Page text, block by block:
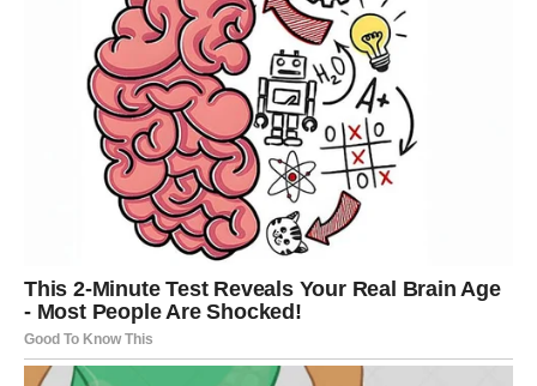
Večernji sati u gradu donose posebnu čar. Sunce polako
zalazi iza mora i cijela obala poprima zlatnu boju. Ljudi
sjede uz rivu, piju kafu ili domaće vino i uživaju u
jednostavnim trenucima. Djeca bezbrižno trče po
ulicama, stariji razgovaraju na klupama, a iz malih konoba
širi semiris svježe pripremljene ribe
posjetilaca. Upravo ta jednostavnost i toplina čine da se
mnogi osjećaju kao kod kuće i vraćaju se iz godine u